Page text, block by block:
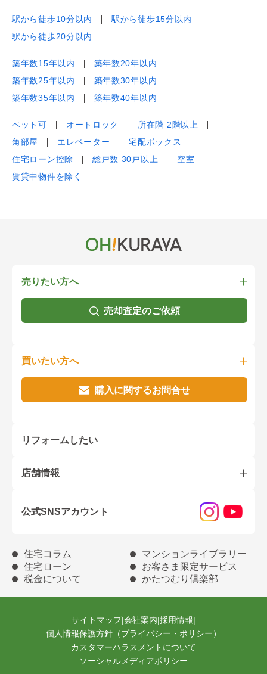
駅から徒歩10分以内
駅から徒歩15分以内
駅から徒歩20分以内
築年数15年以内
築年数20年以内
築年数25年以内
築年数30年以内
築年数35年以内
築年数40年以内
ペット可 オートロック
所在階 2階以上
角部屋
エレベーター
宅配ボックス
住宅ローン控除
総戸数 30戸以上
空室
賃貸中物件を除く
売りたい方へ
売却査定のご依頼
買いたい方へ
購入に関するお問合せ
リフォームしたい
店舗情報
公式SNSアカウント
住宅コラム
マンションライブラリー
住宅ローン
お客さま限定サービス
税金について
かたつむり倶楽部
サイトマップ|会社案内|採用情報|
個人情報保護方針（プライバシー・ポリシー）
カスタマーハラスメントについて
ソーシャルメディアポリシー